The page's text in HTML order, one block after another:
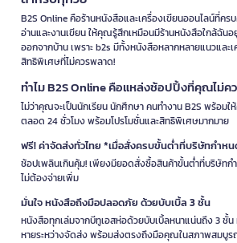
B2S Online คือร้านหนังสือและเครื่องเขียนออนไลน์ที่คร
อ่านและงานเขียน ให้คุณรู้สึกเหมือนมีร้านหนังสือใกล้ฉัน
ออกจากบ้าน เพราะ b2s มีทั้งหนังสือหลากหลายแนวแล
สิทธิพิเศษที่ไม่ควรพลาด!
ทำไม B2S Online คือแหล่งช้อปปิ้งที่คุณไม่ค
ไม่ว่าคุณจะเป็นนักเรียน นักศึกษา คนทำงาน B2S พร้อ
ตลอด 24 ชั่วโมง พร้อมโปรโมชั่นและสิทธิพิเศษมากมาย
ฟรี! ค่าจัดส่งทั่วไทย *เมื่อสั่งครบขั้นต่ำที่บริษัทกำห
ช้อปเพลินเกินคุ้ม! เพียงมียอดสั่งซื้อสินค้าขั้นต่ำที่บริษัท
ไม่ต้องจ่ายเพิ่ม
มั่นใจ หนังสือถึงมือปลอดภัย ด้วยบับเบิ้ล 3 ชั้น
หนังสือทุกเล่มจากบีทูเอสห่อด้วยบับเบิ้ลหนาแน่นถึง 3 ชั้น
หายระหว่างจัดส่ง พร้อมส่งตรงถึงมือคุณในสภาพสมบู